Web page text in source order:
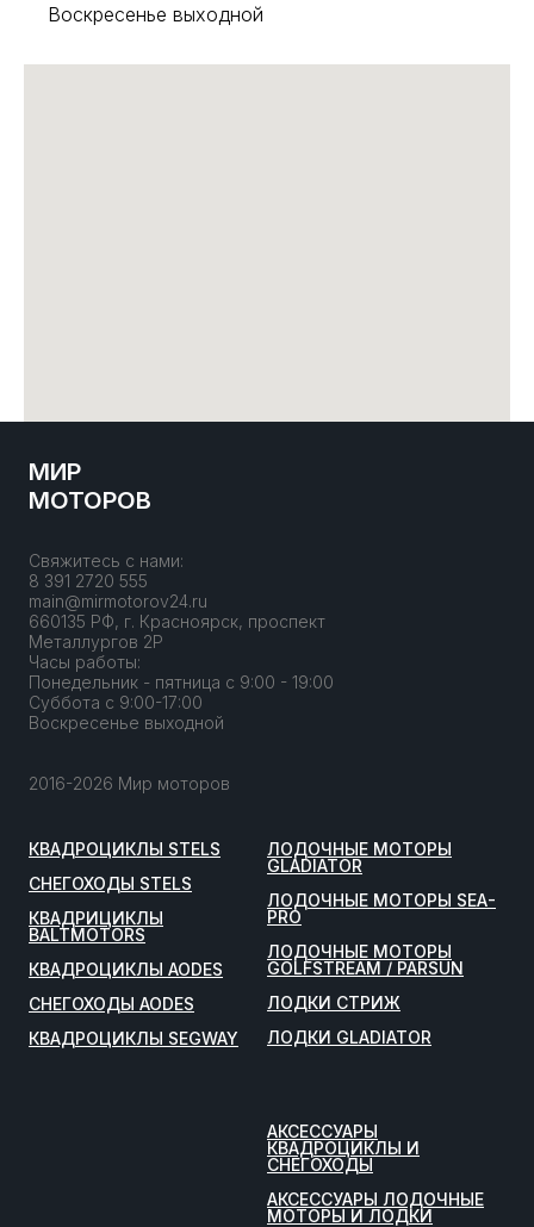
Воскресенье выходной
МИР
МОТОРОВ
Свяжитесь с нами:
8 391 2720 555
main@mirmotorov24.ru
660135 РФ, г. Красноярск, проспект
Металлургов 2Р
Часы работы:
Понедельник - пятница с 9:00 - 19:00
Суббота с 9:00-17:00
Воскресенье выходной
2016-2026 Мир моторов
КВАДРОЦИКЛЫ STELS
СНЕГОХОДЫ STELS
КВАДРИЦИКЛЫ
BALTMOTORS
КВАДРОЦИКЛЫ AODES
СНЕГОХОДЫ AODES
КВАДРОЦИКЛЫ SEGWAY
ЛОДОЧНЫЕ МОТОРЫ
GLADIATOR
ЛОДОЧНЫЕ МОТОРЫ SEA-
PRO
ЛОДОЧНЫЕ МОТОРЫ
GOLFSTREAM / PARSUN
ЛОДКИ СТРИЖ
ЛОДКИ GLADIATOR
АКСЕССУАРЫ
КВАДРОЦИКЛЫ И
СНЕГОХОДЫ
АКСЕССУАРЫ ЛОДОЧНЫЕ
МОТОРЫ И ЛОДКИ